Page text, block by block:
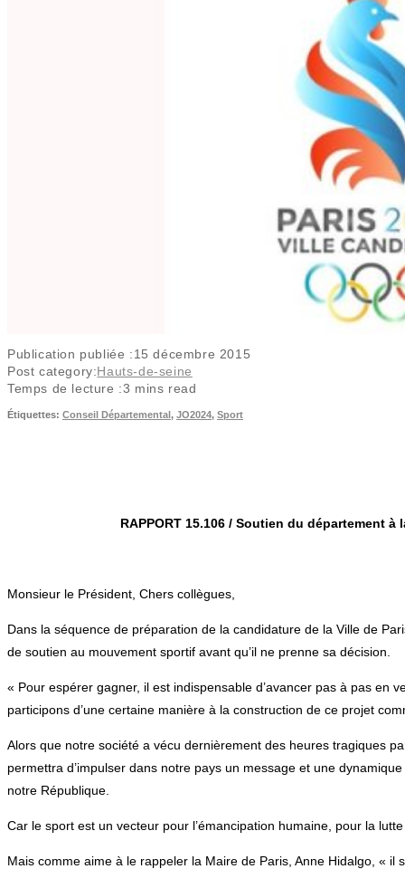
Publication publiée :15 décembre 2015
Post category:Hauts-de-seine
Temps de lecture :3 mins read
Étiquettes: Conseil Départemental, JO2024, Sport
RAPPORT 15.106 / Soutien du département
Monsieur le Président, Chers collègues,
Dans la séquence de préparation de la candidature de la Ville de
de soutien au mouvement sportif avant qu’il ne prenne sa décision.
« Pour espérer gagner, il est indispensable d’avancer pas à pas en
participons d’une certaine manière à la construction de ce projet
Alors que notre société a vécu dernièrement des heures tragiques
permettra d’impulser dans notre pays un message et une
notre République.
Car le sport est un vecteur pour l’émancipation humaine, pour la
Mais comme aime à le rappeler la Maire de Paris, Anne Hidalgo, «